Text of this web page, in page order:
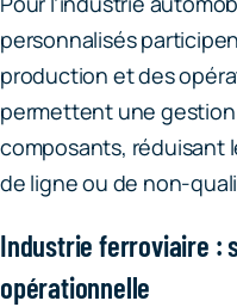
personnalisés
production et des
permettent une
composants, réduisant
de ligne ou de non-
Industrie ferroviaire :
opérationnelle